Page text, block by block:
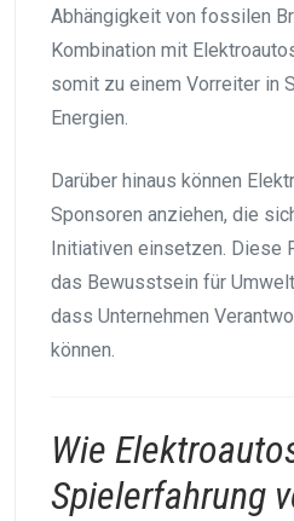
Abhängigkeit von fossilen
Kombination mit
somit zu einem Vorreiter in
Energien.
Darüber hinaus können
Sponsoren anziehen, die
Initiativen einsetzen. Diese
das Bewusstsein für
dass Unternehmen
können.
Wie
Spielerfahrung